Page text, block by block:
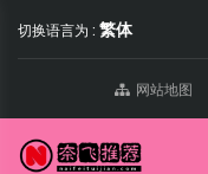
切换语言为 : 繁体
网站地图